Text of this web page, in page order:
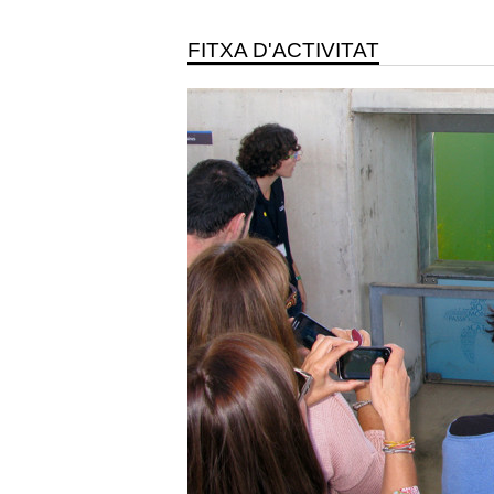
FITXA D'ACTIVITAT